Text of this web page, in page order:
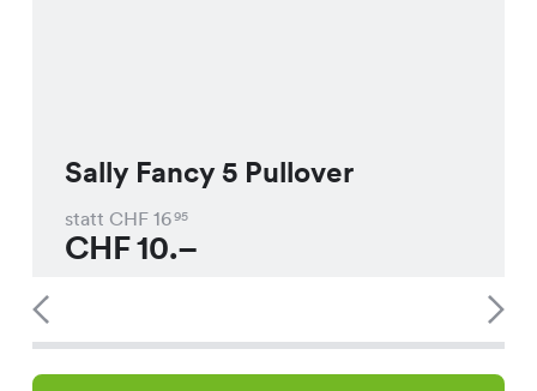
Sally Fancy 5 Pullover
statt CHF 1695
CHF10.–